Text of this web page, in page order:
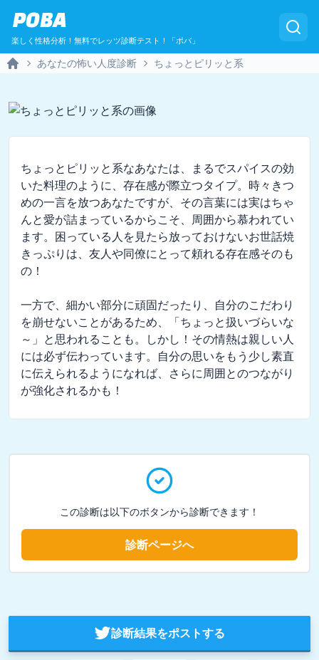
POBA
楽しく性格分析！無料でレッツ診断テスト！「ポバ」
あなたの怖い人度診断 ちょっとピリッと系
ちょっとピリッと系なあなたは、まるでスパイスの効
いた料理のように、存在感が際立つタイプ。時々きつ
めの一言を放つあなたですが、その言葉には実はちゃ
んと愛が詰まっているからこそ、周囲から慕われてい
ます。困っている人を見たら放っておけないお世話焼
きっぷりは、友人や同僚にとって頼れる存在感そのも
の！
一方で、細かい部分に頑固だったり、自分のこだわり
を崩せないことがあるため、「ちょっと扱いづらいな
～」と思われることも。しかし！その情熱は親しい人
には必ず伝わっています。自分の思いをもう少し素直
に伝えられるようになれば、さらに周囲とのつながり
が強化されるかも！
この診断は以下のボタンから診断できます！
診断ページへ
診断結果をポストする